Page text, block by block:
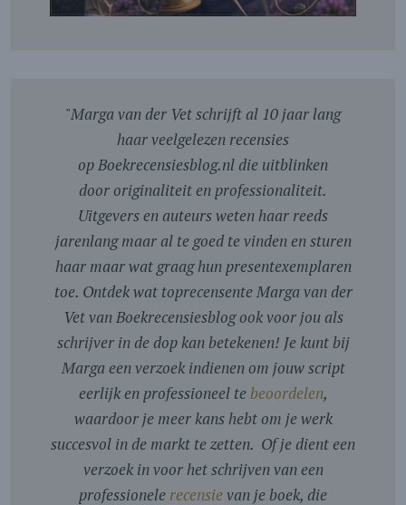
"Marga van der Vet schrijft al 10 jaar lang
haar veelgelezen recensies
op Boekrecensiesblog.nl die uitblinken
door originaliteit en professionaliteit.
Uitgevers en auteurs weten haar reeds
jarenlang maar al te goed te vinden en sturen
haar maar wat graag hun presentexemplaren
toe. Ontdek wat toprecensente Marga van der
Vet van Boekrecensiesblog ook voor jou als
schrijver in de dop kan betekenen! Je kunt bij
Marga een verzoek indienen om jouw script
eerlijk en professioneel te beoordelen,
waardoor je meer kans hebt om je werk
succesvol in de markt te zetten. Of je dient een
verzoek in voor het schrijven van een
professionele recensievan je boek, die